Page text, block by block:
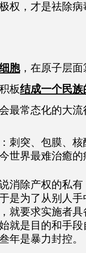
权，才是祛除
胞，在原子层
板结成一个民
最常态化的大
刺突、包膜、
世界最难治癒的
消除产权的私
是为了从别人
就要求实施者
就是目的和手
年是暴力封控。